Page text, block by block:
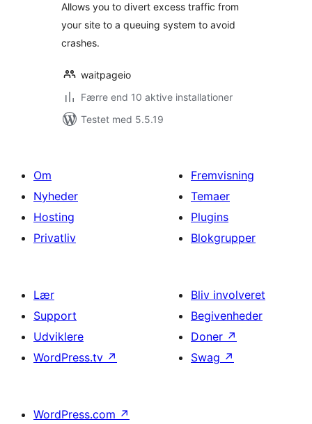
Allows you to divert excess traffic from
your site to a queuing system to avoid
crashes.
waitpageio
Færre end 10 aktive installationer
Testet med 5.5.19
Om
Nyheder
Hosting
Privatliv
Fremvisning
Temaer
Plugins
Blokgrupper
Lær
Support
Udviklere
WordPress.tv ↗
Bliv involveret
Begivenheder
Doner ↗
Swag ↗
WordPress.com ↗